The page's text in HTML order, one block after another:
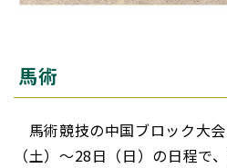
馬術
馬術競技の中国ブロック大
（土）～28日（日）の日程で